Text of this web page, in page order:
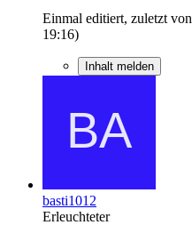
Einmal editiert, zuletzt von
19:16)
Inhalt melden
basti1012
Erleuchteter